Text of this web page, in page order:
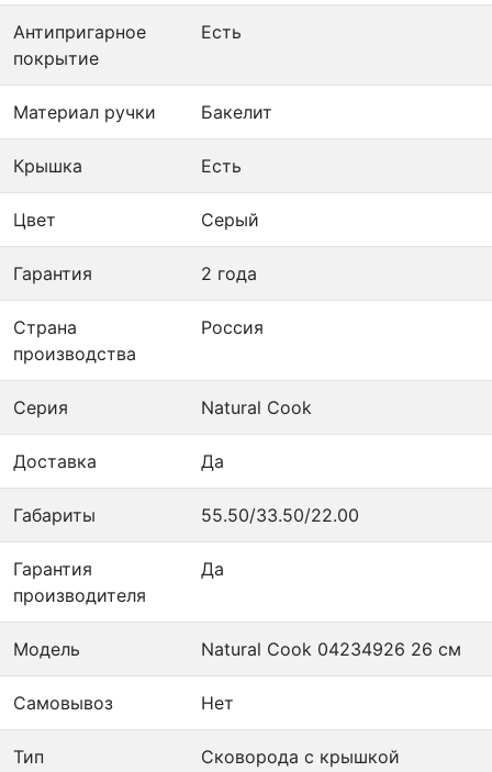
Антипригарное
покрытие
Есть
Материал ручки Бакелит
Крышка Есть
Цвет Серый
Гарантия 2 года
Страна
производства
Россия
Серия Natural Cook
Доставка Да
Габариты 55.50/33.50/22.00
Гарантия
производителя
Да
Модель Natural Cook 04234926 26 см
Самовывоз Нет
Тип Сковорода с крышкой